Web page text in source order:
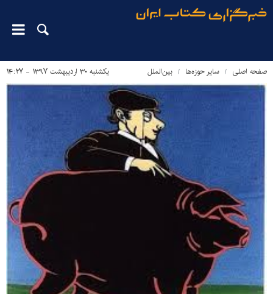
صفحه اصلی سایر حوزه‌ها بین‌الملل یکشنبه ۳۰ اردیبهشت ۱۳۹۷ - ۱۴:۲۷